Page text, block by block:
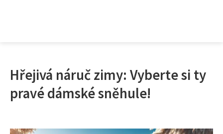
Hřejivá náruč zimy: Vyberte si ty
pravé dámské sněhule!